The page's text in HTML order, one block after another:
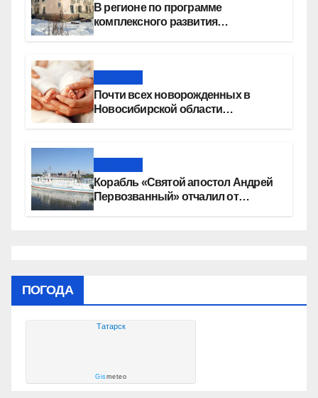
В регионе по программе
комплексного развития
Почти всех новорожденных в
Новосибирской области
Корабль «Святой апостол Андрей
Первозванный» отчалил от
ПОГОДА
Татарск
Gismeteo